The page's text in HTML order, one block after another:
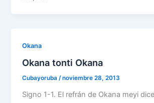
Okana
Okana tonti Okana
Cubayoruba/noviembre 28, 2013
Signo 1-1. El refrán de Okana meyi